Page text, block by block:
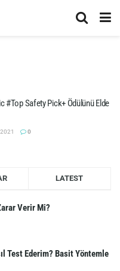
#Top Safety Pick+ Ödülünü Elde
0
LATEST
Verir Mi?
Test Ederim? Basit Yöntemle